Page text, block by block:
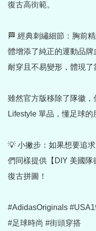
復古高街範。
🏁 經典刺繡細節：胸前
體增添了純正的運動品牌
耐穿且不易變形，體現了
雖然官方版移除了隊徽
Lifestyle 單品，懂足球的
💡 小撇步：如果想要追
們同樣提供【DIY 美國
復古拼圖！
#AdidasOriginals
#足球時尚 #街頭穿搭